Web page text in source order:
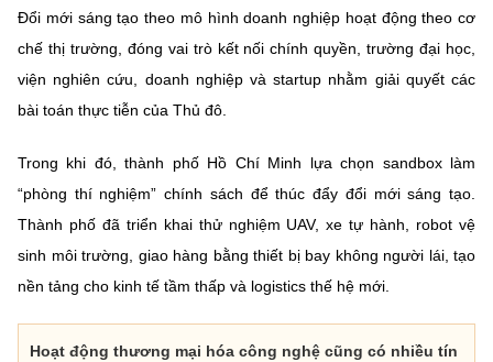
Đổi mới sáng tạo theo mô hình doanh nghiệp hoạt động theo cơ
chế thị trường, đóng vai trò kết nối chính quyền, trường đại học,
viện nghiên cứu, doanh nghiệp và startup nhằm giải quyết các
bài toán thực tiễn của Thủ đô.
Trong khi đó, thành phố Hồ Chí Minh lựa chọn sandbox làm
“phòng thí nghiệm” chính sách để thúc đẩy đổi mới sáng tạo.
Thành phố đã triển khai thử nghiệm UAV, xe tự hành, robot vệ
sinh môi trường, giao hàng bằng thiết bị bay không người lái, tạo
nền tảng cho kinh tế tầm thấp và logistics thế hệ mới.
Hoạt động thương mại hóa công nghệ cũng có nhiều tín